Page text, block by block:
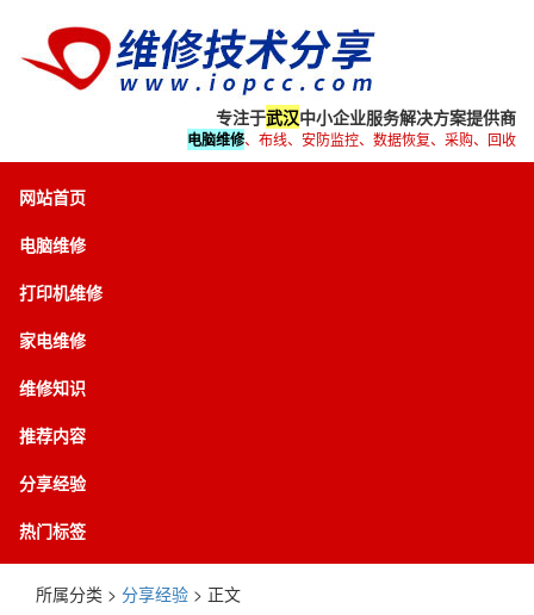
专注于武汉中小企业服务解决方案提供商
电脑维修、布线、安防监控、数据恢复、采购、回收
网站首页
电脑维修
打印机维修
家电维修
维修知识
推荐内容
分享经验
热门标签
所属分类 > 分享经验 > 正文